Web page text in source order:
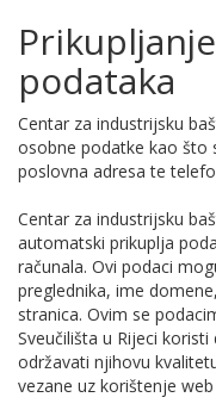
podataka
Centar za industrijsku
osobne podatke kao što
poslovna adresa te
Centar za industrijsku
automatski prikuplja
računala. Ovi podaci
preglednika, ime
stranica. Ovim se
Sveučilišta u Rijeci
održavati njihovu
vezane uz korištenje